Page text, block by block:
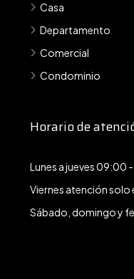
Casa
Departamento
Comercial
Condominio
Horario de
Lunes a jueves 09:00
Viernes atención solo
Sábado, domingo y